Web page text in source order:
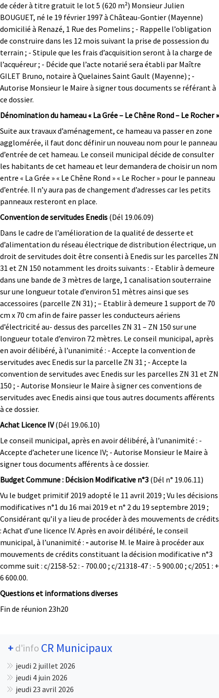
de céder à titre gratuit le lot 5 (620 m²) Monsieur Julien
BOUGUET, né le 19 février 1997 à Château-Gontier (Mayenne)
domicilié à Renazé, 1 Rue des Pomelins ; - Rappelle l’obligation
de construire dans les 12 mois suivant la prise de possession du
terrain ; - Stipule que les frais d’acquisition seront à la charge de
l’acquéreur ; - Décide que l’acte notarié sera établi par Maître
GILET Bruno, notaire à Quelaines Saint Gault (Mayenne) ; -
Autorise Monsieur le Maire à signer tous documents se référant à
ce dossier.
Dénomination du hameau « La Grée – Le Chêne Rond – Le Rocher »
Suite aux travaux d’aménagement, ce hameau va passer en zone
agglomérée, il faut donc définir un nouveau nom pour le panneau
d’entrée de cet hameau. Le conseil municipal décide de consulter
les habitants de cet hameau et leur demandera de choisir un nom
entre « La Grée » « Le Chêne Rond » « Le Rocher » pour le panneau
d’entrée. Il n’y aura pas de changement d’adresses car les petits
panneaux resteront en place.
Convention de servitudes Enedis (Dél 19.06.09)
Dans le cadre de l’amélioration de la qualité de desserte et
d’alimentation du réseau électrique de distribution électrique, un
droit de servitudes doit être consenti à Enedis sur les parcelles ZN
31 et ZN 150 notamment les droits suivants : - Etablir à demeure
dans une bande de 3 mètres de large, 1 canalisation souterraine
sur une longueur totale d’environ 51 mètres ainsi que ses
accessoires (parcelle ZN 31) ; – Etablir à demeure 1 support de 70
cm x 70 cm afin de faire passer les conducteurs aériens
d’électricité au- dessus des parcelles ZN 31 – ZN 150 sur une
longueur totale d’environ 72 mètres. Le conseil municipal, après
en avoir délibéré, à l’unanimité : - Accepte la convention de
servitudes avec Enedis sur la parcelle ZN 31 ; - Accepte la
convention de servitudes avec Enedis sur les parcelles ZN 31 et ZN
150 ; - Autorise Monsieur le Maire à signer ces conventions de
servitudes avec Enedis ainsi que tous autres documents afférents
à ce dossier.
Achat Licence IV(Dél 19.06.10)
Le conseil municipal, après en avoir délibéré, à l’unanimité : -
Accepte d’acheter une licence IV; - Autorise Monsieur le Maire à
signer tous documents afférents à ce dossier.
Budget Commune : Décision Modificative n°3 (Dél n° 19.06.11)
Vu le budget primitif 2019 adopté le 11 avril 2019 ; Vu les décisions
modificatives n°1 du 16 mai 2019 et n° 2 du 19 septembre 2019 ;
Considérant qu’il y a lieu de procéder à des mouvements de crédits
: Achat d’une licence IV. Après en avoir délibéré, le conseil
municipal, à l’unanimité : -autorise M. le Maire à procéder aux
mouvements de crédits constituant la décision modificative n°3
comme suit : c/2158-52 : - 700.00 ; c/21318-47 : - 5 900.00 ; c/2051 : +
6 600.00.
Questions et informations diverses
Fin de réunion 23h20
+ d'info CR Municipaux
jeudi 2 juillet 2026
jeudi 4 juin 2026
jeudi 23 avril 2026